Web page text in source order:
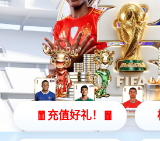
HY70全能型清洁智能机器人